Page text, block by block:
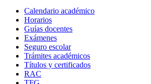
Calendario académico
Horarios
Guías docentes
Exámenes
Seguro escolar
Trámites académicos
Títulos y certificados
RAC